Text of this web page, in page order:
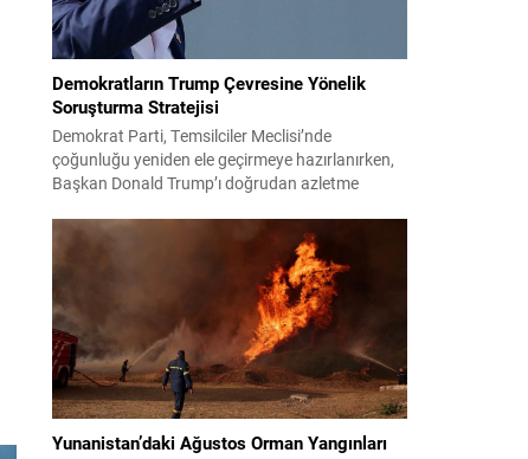
Demokratların Trump Çevresine Yönelik
Soruşturma Stratejisi
Demokrat Parti, Temsilciler Meclisi’nde
çoğunluğu yeniden ele geçirmeye hazırlanırken,
Başkan Donald Trump’ı doğrudan azletme
hedef alan kapsamlı soruşturmalar yürütmeyi
planlıyor. Parti yöneticileri ve komisyon
danışmanları, şirketler, yükleniciler ve finans
kuruluşları üzerinden belge ve tanıklık toplama
yöntemlerini değerlendiriyor. Demokratlar, Beyaz
Saray’la doğrudan çatışmaya...
Yunanistan’daki Ağustos Orman Yangınları